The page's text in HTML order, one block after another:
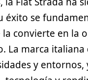
éxito se
la convierte en la
La marca italiana
y